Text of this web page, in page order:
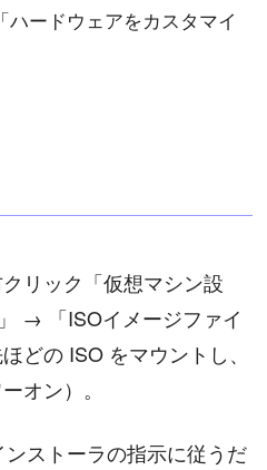
ハードウェアをカスタマイ
リック「仮想マシン設
→ 「ISOイメージファイ
どの ISO をマウントし、
オン）。
ストーラの指示に従うだ